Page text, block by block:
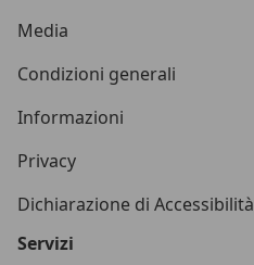
Media
Condizioni generali
Informazioni
Privacy
Dichiarazione di Accessibilità
Servizi